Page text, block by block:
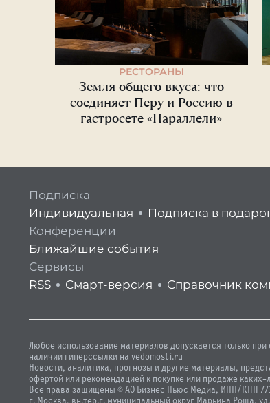
РЕСТОРАНЫ
Земля общего вкуса: что
соединяет Перу и Россию в
гастросете «Параллели»
Подписка
Индивидуальная
Подписка в
Конференции
Ближайшие события
Сервисы
RSS
Смарт-версия Справочник
Любое использование материалов допускается только
наличии гиперссылки на vedomosti.ru
Новости, аналитика, прогнозы и другие материалы,
офертой или рекомендацией к покупке или продаже каких-
Все права защищены © АО Бизнес Ньюс Медиа, ИНН/КПП